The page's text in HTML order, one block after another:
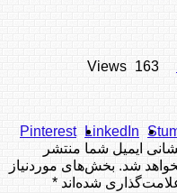
163 Views
LinkedIn
Pinterest
ایمیل شما منتشر
شد. بخش‌های موردنیاز
شده‌اند *